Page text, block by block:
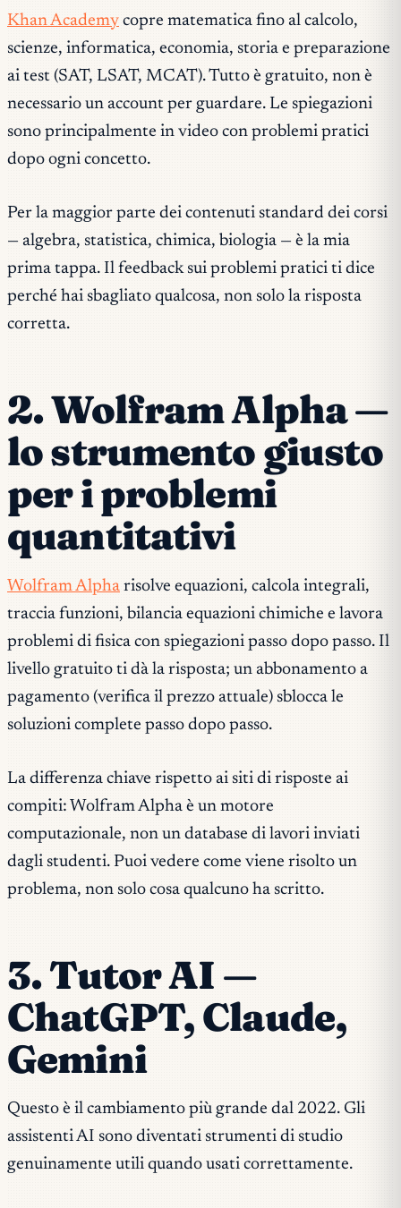
Khan Academy copre matematica fino al calcolo,
scienze, informatica, economia, storia e preparazione
ai test (SAT, LSAT, MCAT). Tutto è gratuito, non è
necessario un account per guardare. Le spiegazioni
sono principalmente in video con problemi pratici
dopo ogni concetto.
Per la maggior parte dei contenuti standard dei corsi
— algebra, statistica, chimica, biologia — è la mia
prima tappa. Il feedback sui problemi pratici ti dice
perché hai sbagliato qualcosa, non solo la risposta
corretta.
2. Wolfram Alpha —
lo strumento giusto
per i problemi
quantitativi
Wolfram Alpha risolve equazioni, calcola integrali,
traccia funzioni, bilancia equazioni chimiche e lavora
problemi di fisica con spiegazioni passo dopo passo. Il
livello gratuito ti dà la risposta; un abbonamento a
pagamento (verifica il prezzo attuale) sblocca le
soluzioni complete passo dopo passo.
La differenza chiave rispetto ai siti di risposte ai
compiti: Wolfram Alpha è un motore
computazionale, non un database di lavori inviati
dagli studenti. Puoi vedere come viene risolto un
problema, non solo cosa qualcuno ha scritto.
3. Tutor AI —
ChatGPT, Claude,
Gemini
Questo è il cambiamento più grande dal 2022. Gli
assistenti AI sono diventati strumenti di studio
genuinamente utili quando usati correttamente.